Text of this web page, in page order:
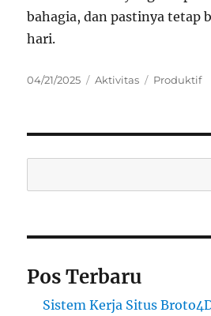
bahagia, dan pastinya tetap
hari.
Posted
04/21/2025 Categories
Aktivitas Tags
Produktif
Pos Terbaru
Sistem Kerja Situs